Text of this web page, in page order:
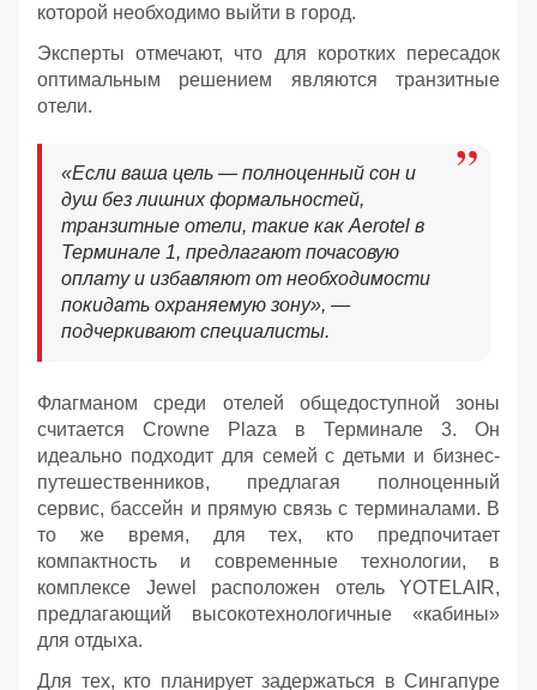
которой необходимо выйти в город.
Эксперты отмечают, что для коротких пересадок
оптимальным решением являются транзитные
отели.
«Если ваша цель — полноценный сон и
душ без лишних формальностей,
транзитные отели, такие как Aerotel в
Терминале 1, предлагают почасовую
оплату и избавляют от необходимости
покидать охраняемую зону», —
подчеркивают специалисты.
Флагманом среди отелей общедоступной зоны
считается Crowne Plaza в Терминале 3. Он
идеально подходит для семей с детьми и бизнес-
путешественников, предлагая полноценный
сервис, бассейн и прямую связь с терминалами. В
то же время, для тех, кто предпочитает
компактность и современные технологии, в
комплексе Jewel расположен отель YOTELAIR,
предлагающий высокотехнологичные «кабины»
для отдыха.
Для тех, кто планирует задержаться в Сингапуре